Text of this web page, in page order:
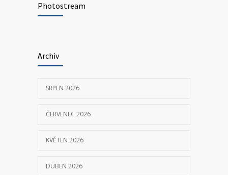
VOZIDLA ZDRAVOTNICKÉ ZÁCHRANNÉ
SLUŽBY
P155 Liberecká
Photostream
Archiv
SRPEN 2026
ČERVENEC 2026
KVĚTEN 2026
DUBEN 2026